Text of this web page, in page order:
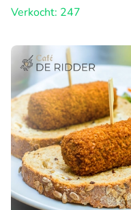
Verkocht: 247